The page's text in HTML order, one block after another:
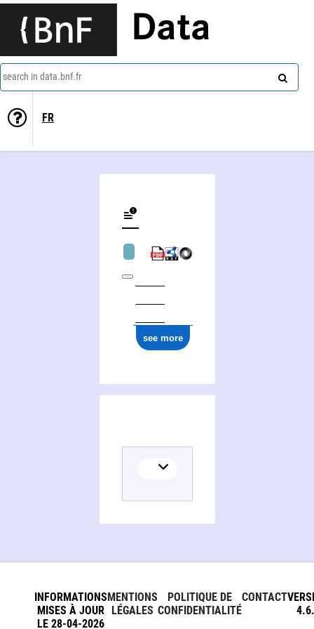
Data
search in data.bnf.fr
FR
see more
INFORMATIONS
MISES À JOUR
LE 28-04-2026
MENTIONS
LÉGALES
POLITIQUE DE
CONFIDENTIALITÉ
CONTACT